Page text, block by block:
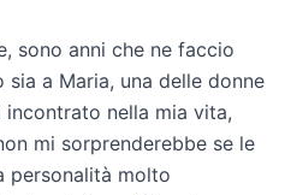
sono anni che ne faccio
a Maria, una delle donne
nella mia vita,
mi sorprenderebbe se le
personalità molto